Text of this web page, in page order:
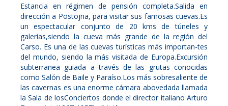
Estancia en régimen de pensión completa.Salida en
dirección a Postojna, para visitar sus famosas cuevas.Es
un espectacular conjunto de 20 kms de túneles y
galerías,siendo la cueva más grande de la región del
Carso. Es una de las cuevas turísticas más importan-tes
del mundo, siendo la más visitada de Europa.Excursión
subterranea guiada a través de las grutas conocidas
como Salón de Baile y Paraíso.Los más sobresaliente de
las cavernas es una enorme cámara abovedada llamada
la Sala de losConciertos donde el director italiano Arturo